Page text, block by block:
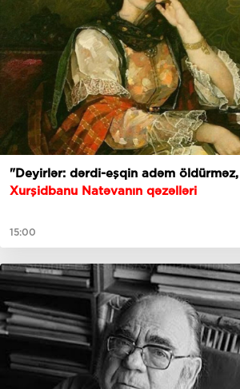
"Deyirlər: dərdi-eşqin adəm
Xurşidbanu Natəvanın qəzəlləri
15:00